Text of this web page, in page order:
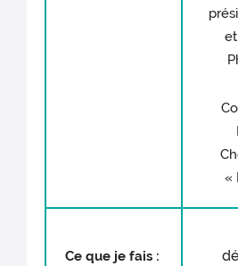
«
Ce que je fais :